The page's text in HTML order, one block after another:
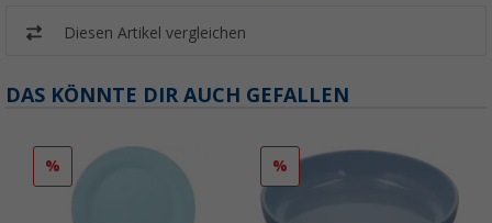
Diesen Artikel vergleichen
DAS KÖNNTE DIR AUCH GEFALLEN
% %